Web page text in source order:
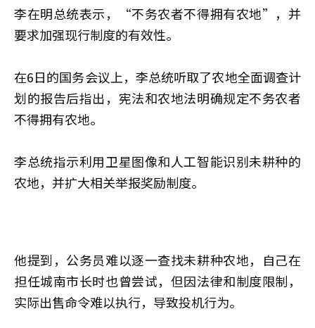
李在明总统表示，“不务农者不得拥有农地”，并
要求加强现行制度的有效性。
在6日的国务会议上，李总统听取了农地全面调查计
划的报告后指出，宪法和农地法明确规定不务农者
不得拥有农地。
李总统指示利用卫星图像和人工智能识别未耕种的
农地，并扩大相关举报奖励制度。
他提到，公务员难以逐一查找未耕种农地，自己在
担任城南市长时也曾尝试，但因法律和制度限制，
实际出售命令难以执行，导致投机行为。